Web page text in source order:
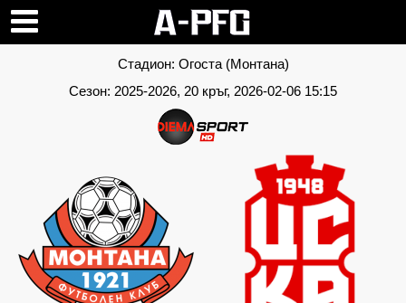
Стадион: Огоста (Монтана)
Сезон: 2025-2026, 20 кръг, 2026-02-06 15:15